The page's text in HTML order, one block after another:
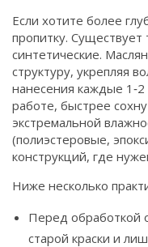
Если хотите более
пропитку.
синтетические.
структуру, укрепляя
нанесения каждые
работе, быстрее
экстремальной
(полиэстеровые,
конструкций, где
Ниже несколько
Перед обработкой
старой краски и